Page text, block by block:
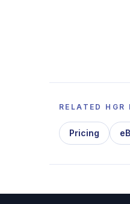
RELATED HGR
Pricing